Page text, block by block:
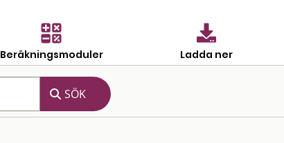
Beräkningsmoduler Ladda ner